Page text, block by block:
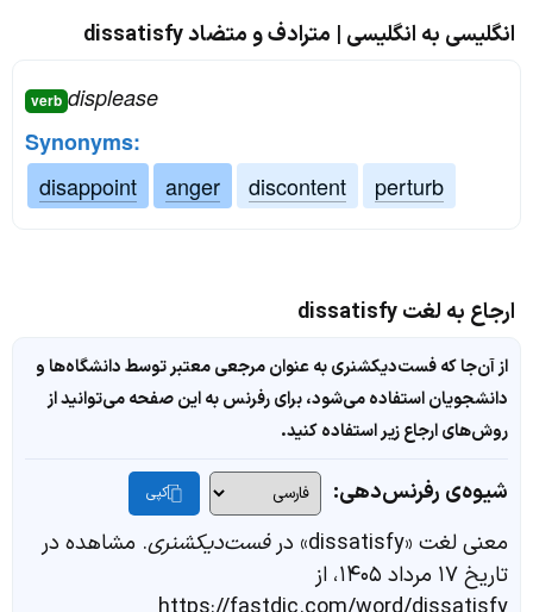
انگلیسی به انگلیسی | مترادف و متضاد dissatisfy
verb displease
Synonyms:
disappoint
anger discontent perturb
ارجاع به لغت dissatisfy
از آن‌جا که فست‌دیکشنری به عنوان مرجعی معتبر توسط دانشگاه‌ها و
دانشجویان استفاده می‌شود، برای رفرنس به این صفحه می‌توانید از
روش‌های ارجاع زیر استفاده کنید.
شیوه‌ی رفرنس‌دهی: کپی
معنی لغت «dissatisfy» در فست‌دیکشنری. مشاهده در
تاریخ ۱۷ مرداد ۱۴۰۵، از